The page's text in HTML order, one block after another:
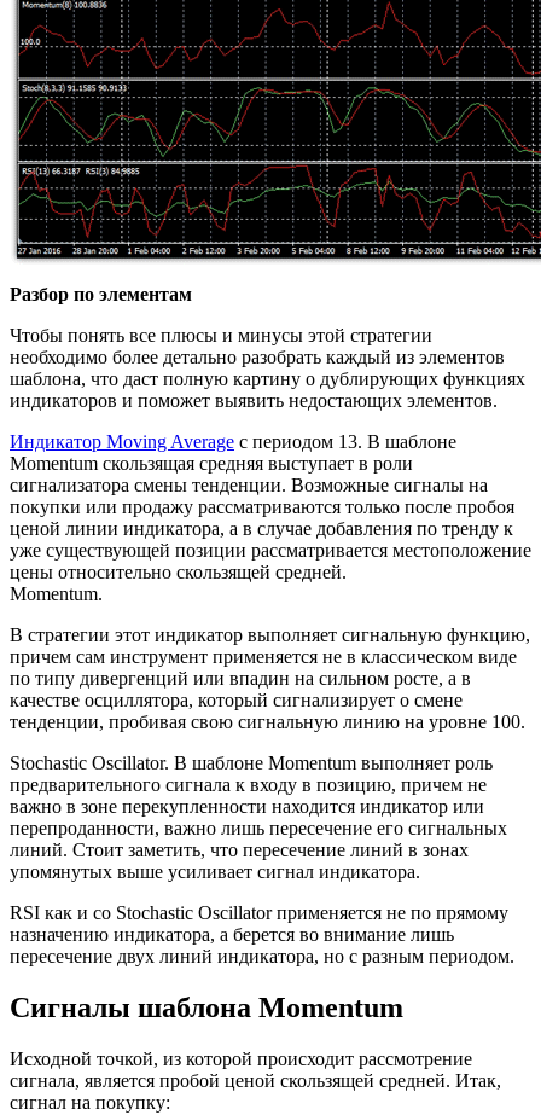
Разбор по элементам
Чтобы понять все плюсы и минусы этой стратегии
необходимо более детально разобрать каждый из элементов
шаблона, что даст полную картину о дублирующих функциях
индикаторов и поможет выявить недостающих элементов.
Индикатор Moving Average с периодом 13. В шаблоне
Momentum скользящая средняя выступает в роли
сигнализатора смены тенденции. Возможные сигналы на
покупки или продажу рассматриваются только после пробоя
ценой линии индикатора, а в случае добавления по тренду к
уже существующей позиции рассматривается местоположение
цены относительно скользящей средней.
Momentum.
В стратегии этот индикатор выполняет сигнальную функцию,
причем сам инструмент применяется не в классическом виде
по типу дивергенций или впадин на сильном росте, а в
качестве осциллятора, который сигнализирует о смене
тенденции, пробивая свою сигнальную линию на уровне 100.
Stochastic Oscillator. В шаблоне Momentum выполняет роль
предварительного сигнала к входу в позицию, причем не
важно в зоне перекупленности находится индикатор или
перепроданности, важно лишь пересечение его сигнальных
линий. Стоит заметить, что пересечение линий в зонах
упомянутых выше усиливает сигнал индикатора.
RSI как и со Stochastic Oscillator применяется не по прямому
назначению индикатора, а берется во внимание лишь
пересечение двух линий индикатора, но с разным периодом.
Сигналы шаблона Momentum
Исходной точкой, из которой происходит рассмотрение
сигнала, является пробой ценой скользящей средней. Итак,
сигнал на покупку: